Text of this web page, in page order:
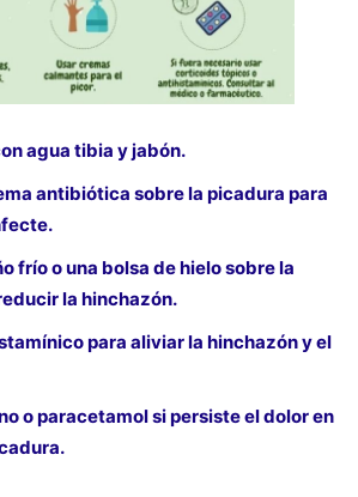
agua tibia y jabón.
antibiótica sobre la picadura para
frío o una bolsa de hielo sobre la
la hinchazón.
para aliviar la hinchazón y el
o paracetamol si persiste el dolor en